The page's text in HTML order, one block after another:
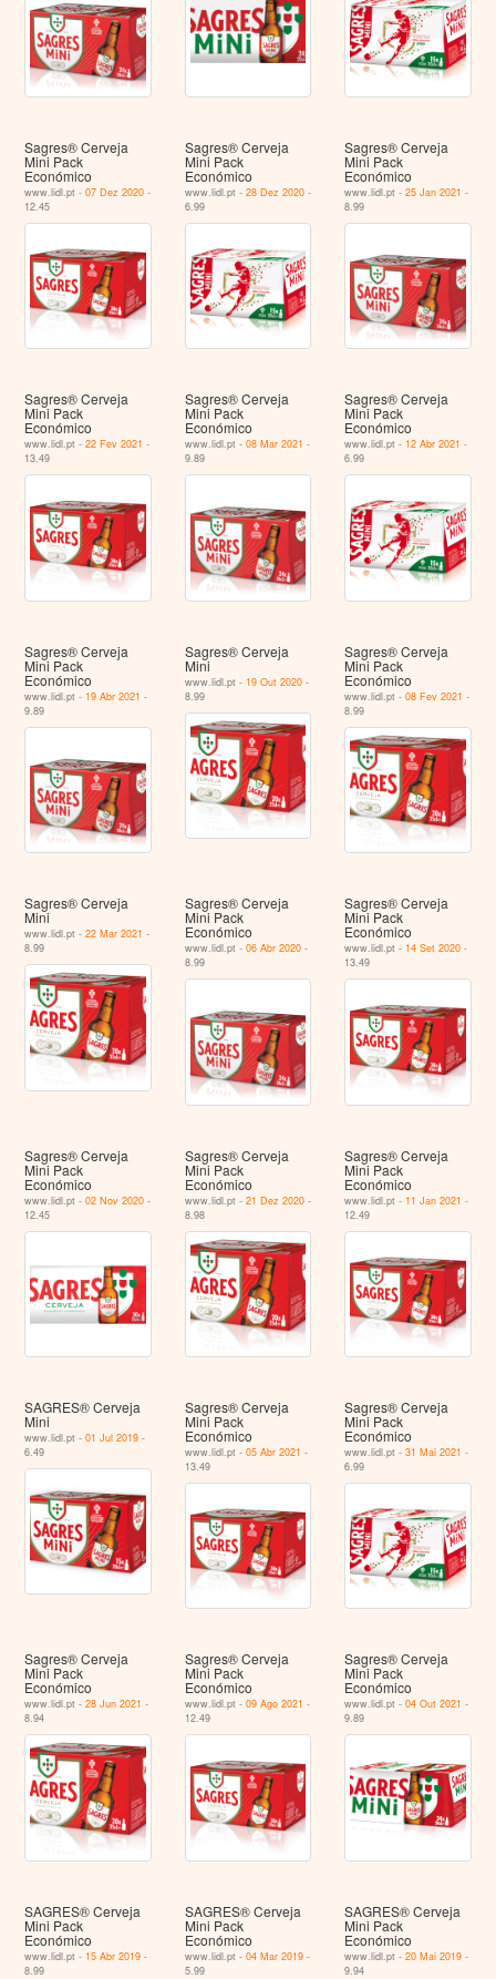
Sagres® Cerveja
Mini Pack
Económico
www.lidl.pt -07 Dez 2020 -
12.45
Sagres® Cerveja
Mini Pack
Económico
www.lidl.pt - 28 Dez 2020-
6.99
Sagres® Cerveja
Mini Pack
Económico
www.lidl.pt -25 Jan 2021 -
8.99
Sagres® Cerveja
Mini Pack
Económico
www.lidl.pt -22 Fev 2021 -
13.49
Sagres® Cerveja
Mini Pack
Económico
www.lidl.pt - 08 Mar 2021 -
9.89
Sagres® Cerveja
Mini Pack
Económico
www.lidl.pt - 12 Abr 2021 -
6.99
Sagres® Cerveja
Mini Pack
Económico
www.lidl.pt - 19 Abr 2021 -
9.89
Sagres® Cerveja
Mini
www.lidl.pt - 19 Out 2020-
8.99
Sagres® Cerveja
Mini Pack
Económico
www.lidl.pt -08 Fev 2021 -
8.99
Sagres® Cerveja
Mini
www.lidl.pt -22 Mar 2021 -
8.99
Sagres® Cerveja
Mini Pack
Económico
www.lidl.pt - 06 Abr 2020-
8.99
Sagres® Cerveja
Mini Pack
Económico
www.lidl.pt - 14 Set 2020 -
13.49
Sagres® Cerveja
Mini Pack
Económico
www.lidl.pt -02 Nov 2020 -
12.45
Sagres® Cerveja
Mini Pack
Económico
www.lidl.pt - 21 Dez 2020-
8.98
Sagres® Cerveja
Mini Pack
Económico
www.lidl.pt - 11 Jan 2021 -
12.49
SAGRES® Cerveja
Mini
www.lidl.pt -01 Jul 2019 -
6.49
Sagres® Cerveja
Mini Pack
Económico
www.lidl.pt - 05 Abr 2021 -
13.49
Sagres® Cerveja
Mini Pack
Económico
www.lidl.pt -31 Mai 2021 -
6.99
Sagres® Cerveja
Mini Pack
Económico
www.lidl.pt -28 Jun 2021 -
8.94
Sagres® Cerveja
Mini Pack
Económico
www.lidl.pt - 09 Ago 2021 -
12.49
Sagres® Cerveja
Mini Pack
Económico
www.lidl.pt -04 Out 2021 -
9.89
SAGRES® Cerveja
Mini Pack
Económico
www.lidl.pt - 15 Abr 2019 -
8.99
SAGRES® Cerveja
Mini Pack
Económico
www.lidl.pt - 04 Mar 2019-
5.99
SAGRES® Cerveja
Mini Pack
Económico
www.lidl.pt -20 Mai 2019 -
9.94